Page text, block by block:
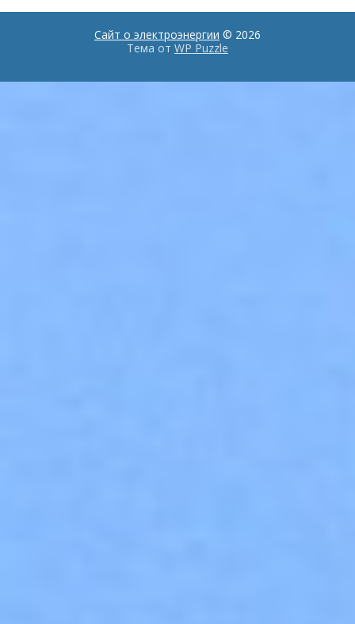
Сайт о электроэнергии © 2026
Тема от WP Puzzle